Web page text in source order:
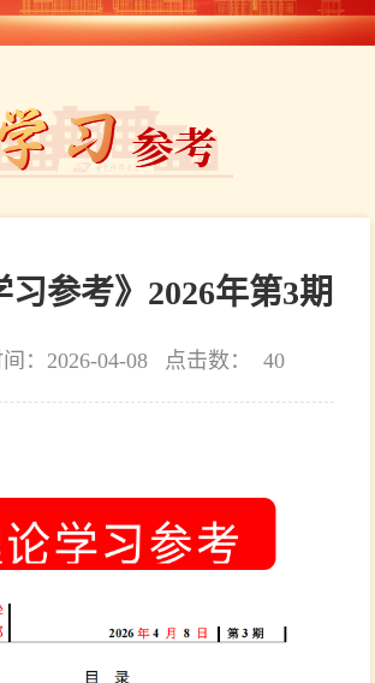
习参考》2026年第3期
：2026-04-08 点击数： 40